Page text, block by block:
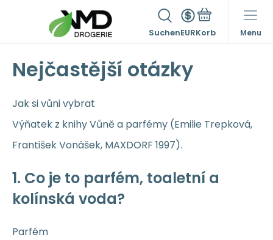
SuchenEUR Menu
Nejčastější otázky
Jak si vůni vybrat
Výňatek z knihy Vůně a parfémy (Emilie Trepková,
František Vonášek, MAXDORF 1997).
1. Co je to parfém, toaletní a
kolínská voda?
Parfém